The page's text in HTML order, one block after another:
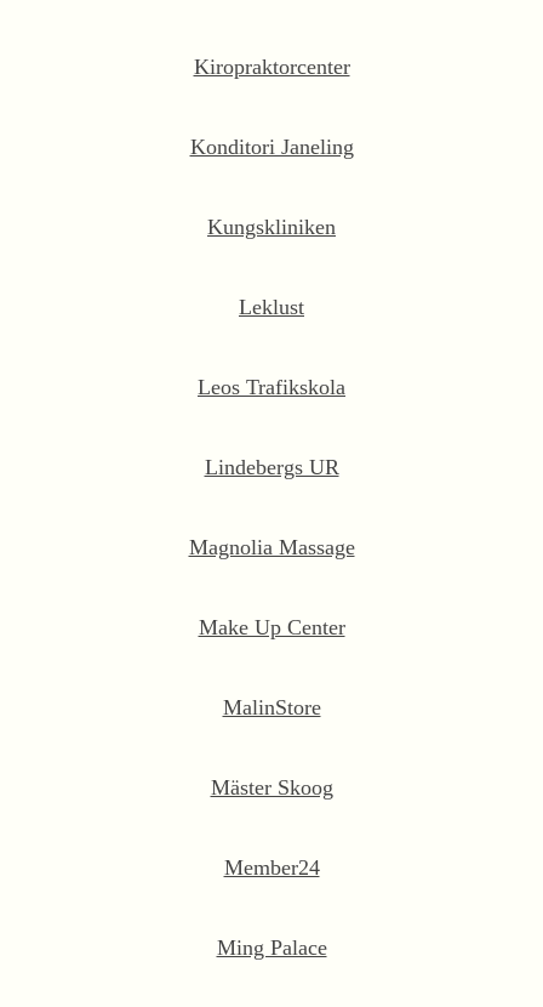
Kiropraktorcenter
Konditori Janeling
Kungskliniken
Leklust
Leos Trafikskola
Lindebergs UR
Magnolia Massage
Make Up Center
MalinStore
Mäster Skoog
Member24
Ming Palace